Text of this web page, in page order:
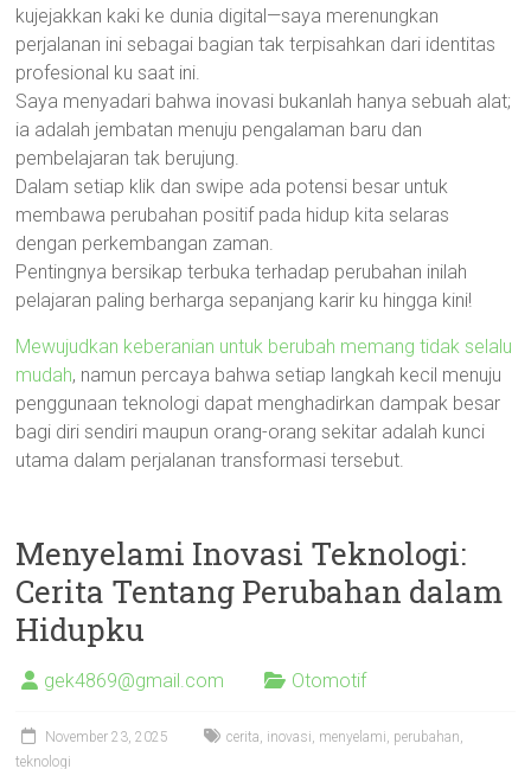
kujejakkan kaki ke dunia digital—saya merenungkan
perjalanan ini sebagai bagian tak terpisahkan dari identitas
profesional ku saat ini.
Saya menyadari bahwa inovasi bukanlah hanya sebuah alat;
ia adalah jembatan menuju pengalaman baru dan
pembelajaran tak berujung.
Dalam setiap klik dan swipe ada potensi besar untuk
membawa perubahan positif pada hidup kita selaras
dengan perkembangan zaman.
Pentingnya bersikap terbuka terhadap perubahan inilah
pelajaran paling berharga sepanjang karir ku hingga kini!
Mewujudkan keberanian untuk berubah memang tidak selalu
mudah, namun percaya bahwa setiap langkah kecil menuju
penggunaan teknologi dapat menghadirkan dampak besar
bagi diri sendiri maupun orang-orang sekitar adalah kunci
utama dalam perjalanan transformasi tersebut.
Menyelami Inovasi Teknologi:
Cerita Tentang Perubahan dalam
Hidupku
gek4869@gmail.com Otomotif
November 23, 2025 cerita, inovasi, menyelami, perubahan,
teknologi